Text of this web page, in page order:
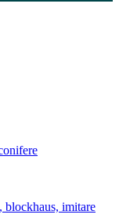
blockhaus, imitare